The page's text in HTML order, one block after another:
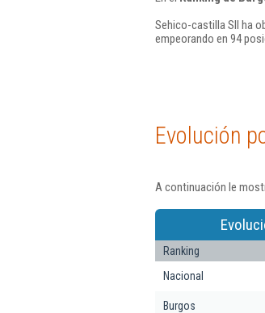
Sehico-castilla Sll ha
empeorando en 94
Evolución
A continuación le
Ranking
Nacional
Burgos